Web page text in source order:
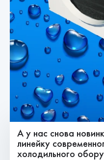
А у нас снова
линейку
холодильного